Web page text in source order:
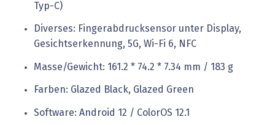
Typ-C)
Diverses: Fingerabdrucksensor unter Display,
Gesichtserkennung, 5G, Wi-Fi 6, NFC
Masse/Gewicht: 161.2 * 74.2 * 7.34 mm / 183 g
Farben: Glazed Black, Glazed Green
Software: Android 12 / ColorOS 12.1